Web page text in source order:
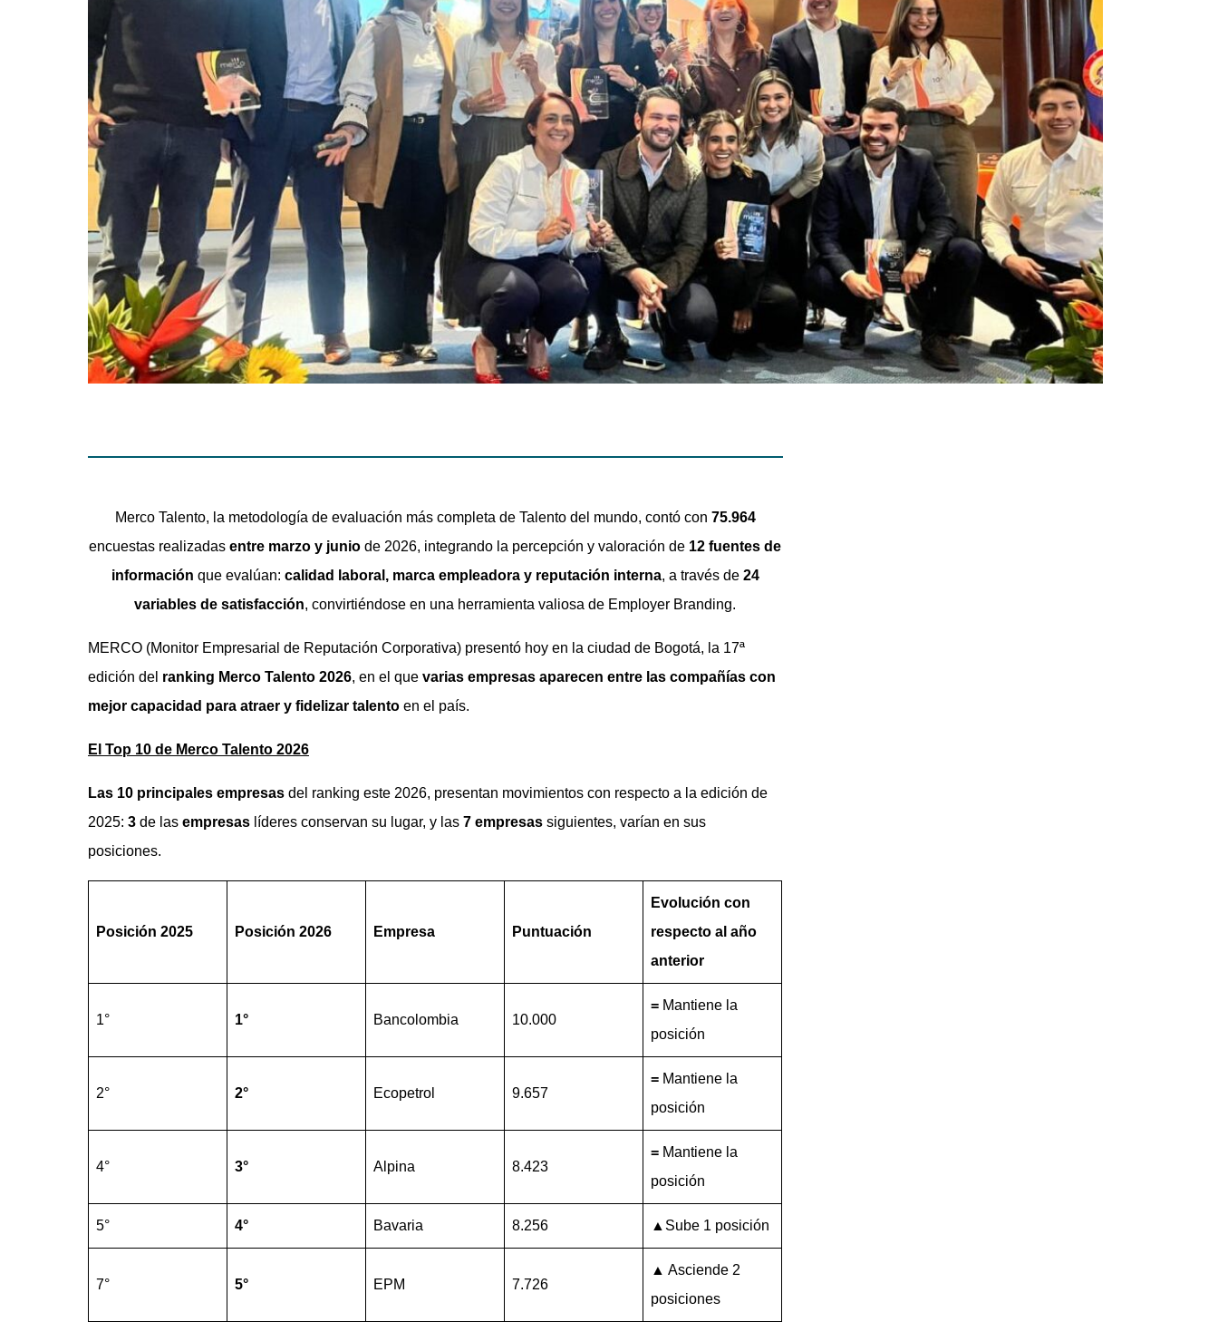
Merco Talento, la metodología de evaluación más completa de Talento del mundo, contó con 75.964
encuestas realizadasentre marzo y juniode 2026, integrando la percepción y valoración de 12 fuentes de
información que evalúan: calidad laboral, marca empleadora y reputación interna, a través de 24
variables de satisfacción, convirtiéndose en una herramienta valiosa de Employer Branding.
MERCO (Monitor Empresarial de Reputación Corporativa) presentó hoy en la ciudad de Bogotá, la 17ª
edición del ranking Merco Talento 2026, en el que varias empresas aparecen entre las compañías con
mejor capacidad para atraer y fidelizar talento en el país.
El Top 10 de Merco Talento 2026
Las 10 principales empresas del ranking este 2026, presentan movimientos con respecto a la edición de
2025: 3 de las empresas líderes conservan su lugar, y las 7 empresas siguientes, varían en sus
posiciones.
Posición 2025 Posición 2026 Empresa Puntuación
Evolución con
respecto al año
anterior
1° 1° Bancolombia 10.000
= Mantiene la
posición
2° 2° Ecopetrol 9.657
= Mantiene la
posición
4° 3° Alpina 8.423
= Mantiene la
posición
5° 4° Bavaria 8.256 ▲Sube 1 posición
7° 5° EPM 7.726
▲ Asciende 2
posiciones